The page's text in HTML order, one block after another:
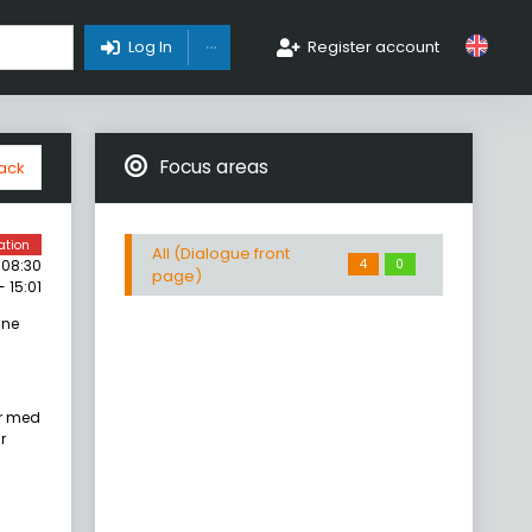
Log In Toggle DropdownRegister account
med
Focus areas
All (Dialogue front
page)
4 0